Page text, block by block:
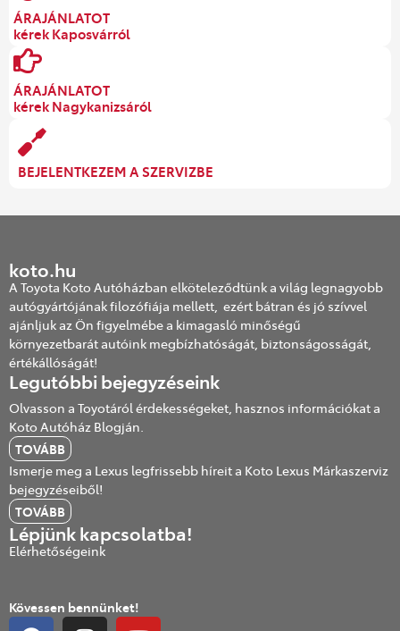
ÁRAJÁNLATOT
kérek Kaposvárról
ÁRAJÁNLATOT
kérek Nagykanizsáról
BEJELENTKEZEM A SZERVIZBE
koto.hu
A Toyota Koto Autóházban elköteleződtünk a világ legnagyobb
autógyártójának filozófiája mellett, ezért bátran és jó szívvel
ajánljuk az Ön figyelmébe a kimagasló minőségű
környezetbarát autóink megbízhatóságát, biztonságosságát,
értékállóságát!
Legutóbbi bejegyzéseink
Olvasson a Toyotáról érdekességeket, hasznos információkat a
Koto Autóház Blogján.
TOVÁBB
Ismerje meg a Lexus legfrissebb híreit a Koto Lexus Márkaszerviz
bejegyzéseiből!
TOVÁBB
Lépjünk kapcsolatba!
Elérhetőségeink
Kövessen bennünket!